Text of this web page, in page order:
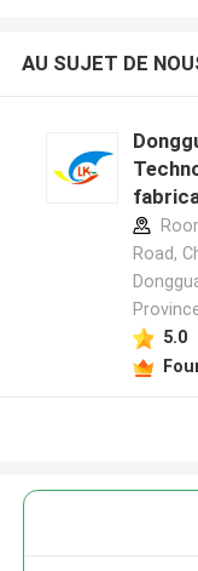
AU SUJET DE
Road,
5.0